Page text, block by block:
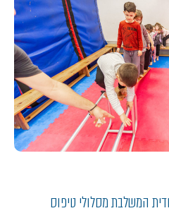
המשלבת מסלולי טיפוס